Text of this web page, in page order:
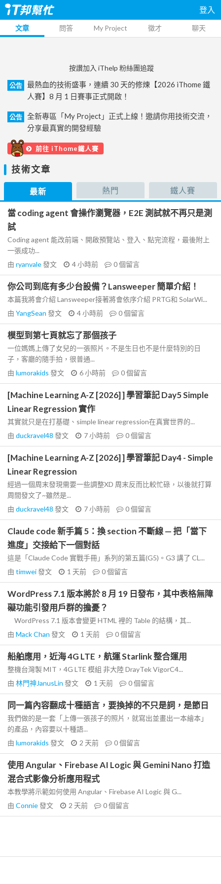
登入
文章 問答 My Project 徵才 聊天
按讚加入 iThelp 粉絲團追蹤
公告
最熱血的技術盛事，連續 30 天的修煉【2026 iThome 鐵
人賽】8 月 1 日賽事正式開啟！
公告
全新專區「My Project」正式上線！邀請你用技術交流，
分享最真實的開發經驗
前往 iThome鐵人賽
技術文章
最新 熱門 鐵人賽
當 coding agent 會操作瀏覽器，E2E 測試就不再只是測
試
Coding agent 能改前端、開啟預覽站、登入、點完流程，最後附上
一張成功...
由 ryanvale發文 4 小時前 0個留言
你公司到底有多少台設備？Lansweeper 簡單介紹！
本篇我將會介紹 Lansweeper接著將會依序介紹 PRTG和 SolarWi...
由 YangSean 發文 4 小時前 0個留言
模型到第七頁就忘了那個孩子
一位媽媽上傳了女兒的一張照片。不是生日也不是什麼特別的日
子，客廳的隨手拍，很普通...
由 lumorakids 發文 6 小時前 0個留言
[Machine Learning A-Z [2026] ] 學習筆記 Day5 Simple
Linear Regression 實作
其實就只是在打基礎、simple linear regression在真實世界的...
由 duckravel48 發文 7 小時前 0個留言
[Machine Learning A-Z [2026] ] 學習筆記 Day4 - Simple
Linear Regression
經過一個周末發現需要一些調整XD 周末反而比較忙碌，以後就打算
周間發文了~雖然是...
由 duckravel48 發文 7 小時前 0個留言
Claude code 新手篇 5：換 section 不斷線 — 把「當下
進度」交接給下一個對話
這是「Claude Code 實戰手冊」系列的第五篇(G5)。G3 講了 CL...
由 timwei發文 1 天前 0個留言
WordPress 7.1 版本將於 8 月 19 日發布，其中表格無障
礙功能引發用戶群的擔憂？
WordPress 7.1 版本會變更 HTML 裡的 Table 的結構，其...
由 Mack Chan 發文 1 天前 0個留言
船舶應用，近海 4G LTE，航運 Starlink 整合運用
整機台灣製 MIT，4G LTE 模組 非大陸 DrayTek VigorC4...
由 林門神JanusLin 發文 1 天前 0個留言
同一篇內容翻成十種語言，要換掉的不只是詞，是節日
我們做的是一套「上傳一張孩子的照片，就寫出並畫出一本繪本」
的產品，內容要以十種語...
由 lumorakids 發文 2 天前 0個留言
使用 Angular、Firebase AI Logic 與 Gemini Nano 打造
混合式影像分析應用程式
本教學將示範如何使用 Angular、Firebase AI Logic 與 G...
由 Connie發文 2 天前 0個留言